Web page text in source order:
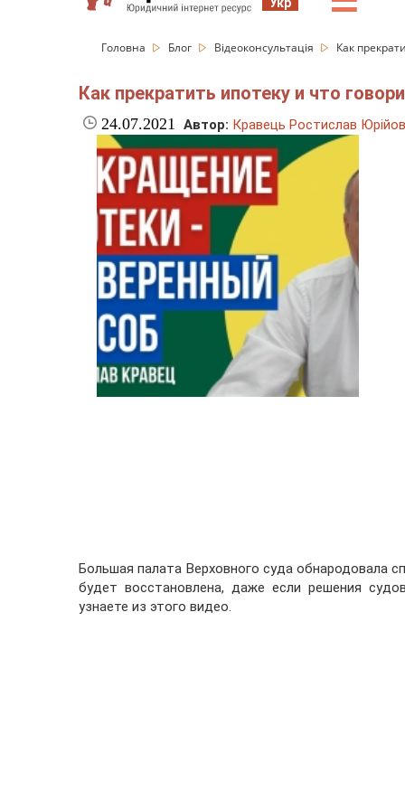
Головна Блог Відеоконсультація Как
Как прекратить ипотеку и что
24.07.2021 Автор: Кравець Ростислав
Большая палата Верховного суда обнародовала
будет восстановлена, даже если решения
узнаете из этого видео.